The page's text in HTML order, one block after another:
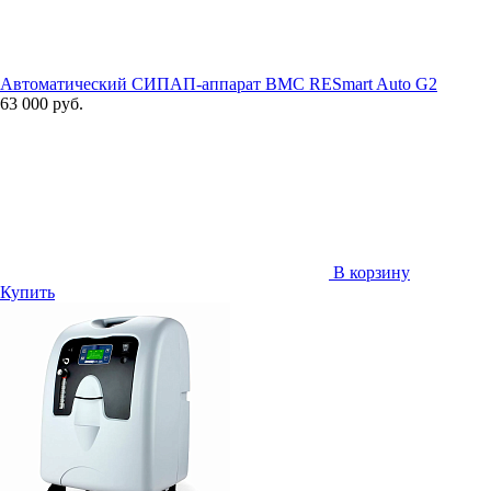
Автоматический СИПАП-аппарат BMC RESmart Auto G2
63 000 руб.
В корзину
Купить